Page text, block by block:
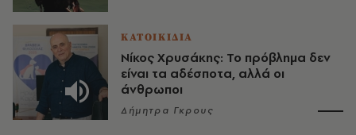
ΚΑΤΟΙΚΙΔΙΑ
Νίκος Χρυσάκης: Το πρόβλημα δεν
είναι τα αδέσποτα, αλλά οι
άνθρωποι
Δήμητρα Γκρους